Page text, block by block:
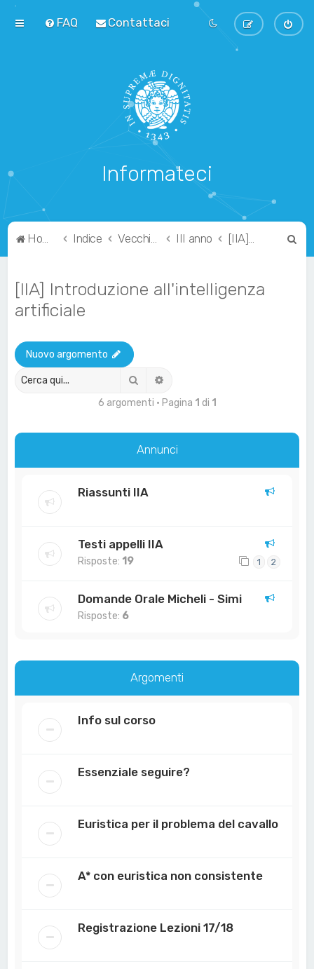
FAQ Contattaci
Informateci
Home Indice Vecchio Ordinamento III anno [IIA] Introduzione all'intelligenza artificiale
[IIA] Introduzione all'intelligenza
artificiale
Nuovo argomento
Cerca
6 argomenti • Pagina 1 di 1
Annunci
Riassunti IIA
Testi appelli IIA
Risposte: 19 1 2
Domande Orale Micheli - Simi
Risposte: 6
Argomenti
Info sul corso
Essenziale seguire?
Euristica per il problema del cavallo
A* con euristica non consistente
Registrazione Lezioni 17/18